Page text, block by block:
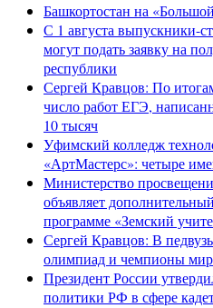
Башкортостан на
С 1 августа выпускники-
могут подать заявку на
республики
Сергей Кравцов: По
число работ ЕГЭ,
10 тысяч
Уфимский колледж
«АртМастерс»: четыре
Министерство
объявляет
программе «Земский
Сергей Кравцов: В
олимпиад и чемпионы
Президент России
политики РФ в сфере